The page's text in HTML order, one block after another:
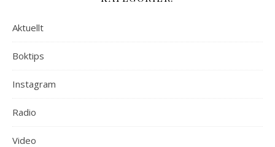
Aktuellt
Boktips
Instagram
Radio
Video